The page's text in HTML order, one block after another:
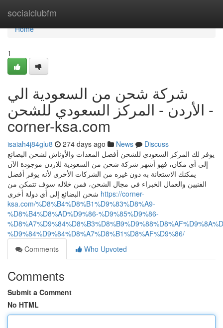
socialclubfm
Home
Home
1
شركة شحن من السعودية الي
الأردن - المركز السعودي للشحن -
corner-ksa.com
isaiah4j84glu8 274 days ago News
Discuss
يوفر لك المركز السعودي للشحن أفضل المعدات والأوناش لشحن البضائع
إلى أي مكان، فهو أشهر شركة شحن من السعودية للاردن موجودة الآن
يمكنك الاستعانة به دون غيره من الشركات الأخرى لأنه يوفر أفضل
الفنيين والعمال الخبراء في مجال الشحن، فمن خلاله سوف تتمكن من
https://corner-
ksa.com/%D8%B4%D8%B1%D9%83%D8%A9-
%D8%B4%D8%AD%D9%86-%D9%85%D9%86-
%D9%84%D9%84%D8%A7%D8%B1%D8%AF%D9%86/
Comments
Who Upvoted
Comments
Submit a Comment
No HTML